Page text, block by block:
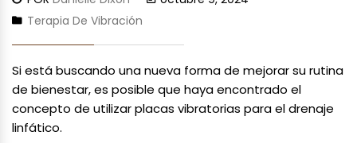
Terapia De Vibración
Si está buscando una nueva forma de mejorar su rutina
de bienestar, es posible que haya encontrado el
concepto de utilizar placas vibratorias para el drenaje
linfático.